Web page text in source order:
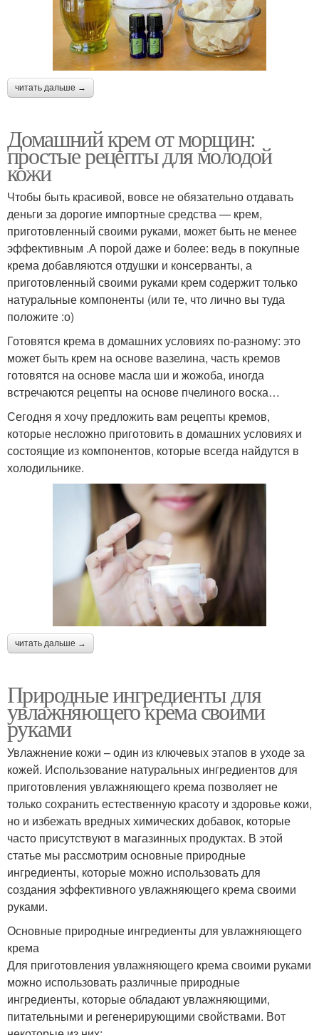
читать дальше →
Домашний крем от морщин:
простые рецепты для молодой
кожи
Чтобы быть красивой, вовсе не обязательно отдавать
деньги за дорогие импортные средства — крем,
приготовленный своими руками, может быть не менее
эффективным .А порой даже и более: ведь в покупные
крема добавляются отдушки и консерванты, а
приготовленный своими руками крем содержит только
натуральные компоненты (или те, что лично вы туда
положите :о)
Готовятся крема в домашних условиях по-разному: это
может быть крем на основе вазелина, часть кремов
готовятся на основе масла ши и жожоба, иногда
встречаются рецепты на основе пчелиного воска…
Сегодня я хочу предложить вам рецепты кремов,
которые несложно приготовить в домашних условиях и
состоящие из компонентов, которые всегда найдутся в
холодильнике.
читать дальше →
Природные ингредиенты для
увлажняющего крема своими
руками
Увлажнение кожи – один из ключевых этапов в уходе за
кожей. Использование натуральных ингредиентов для
приготовления увлажняющего крема позволяет не
только сохранить естественную красоту и здоровье кожи,
но и избежать вредных химических добавок, которые
часто присутствуют в магазинных продуктах. В этой
статье мы рассмотрим основные природные
ингредиенты, которые можно использовать для
создания эффективного увлажняющего крема своими
руками.
Основные природные ингредиенты для увлажняющего
крема
Для приготовления увлажняющего крема своими руками
можно использовать различные природные
ингредиенты, которые обладают увлажняющими,
питательными и регенерирующими свойствами. Вот